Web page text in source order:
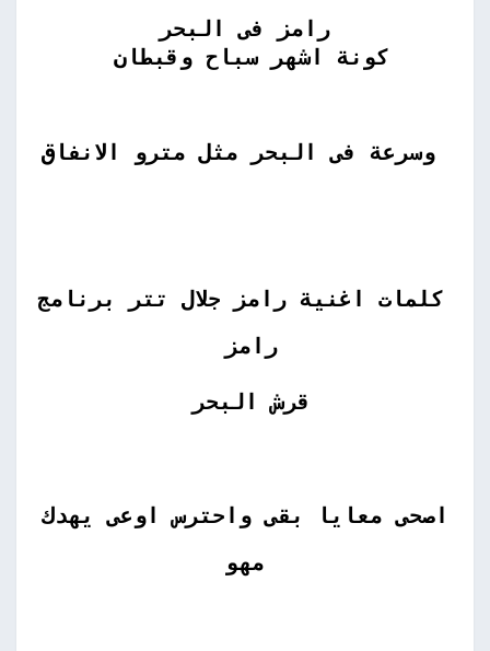
رامز فى البحر
كونة اشهر سباح وقبطان
وسرعة فى البحر مثل مترو الانفاق
كلمات اغنية رامز جلال تتر برنامج
رامز
قرش البحر
اصحى معايا بقى واحترس اوعى يهدك
مهو